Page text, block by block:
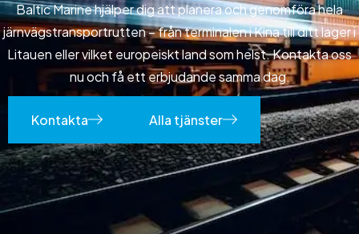
Baltic Marine hjälper dig att planera och genomföra hela
järnvägstransportrutten – från terminalen i Kina till ditt lager i
Litauen eller vilket europeiskt land som helst. Kontakta oss
nu och få ett erbjudande samma dag.
Kontakta Alla tjänster